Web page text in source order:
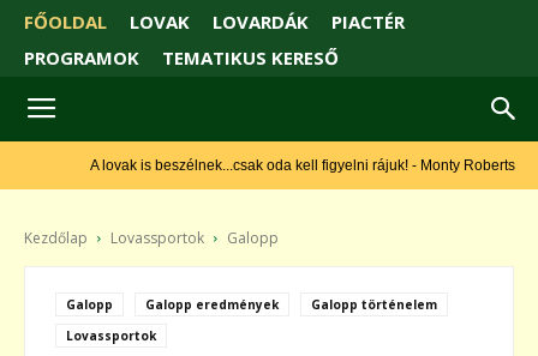
FŐOLDAL LOVAK LOVARDÁK
PIACTÉR
PROGRAMOK
TEMATIKUS KERESŐ
A lovak is beszélnek...csak oda kell figyelni rájuk! - Monty Roberts
Kezdőlap Lovassportok Galopp
Galopp Galopp eredmények
Galopp történelem
Lovassportok